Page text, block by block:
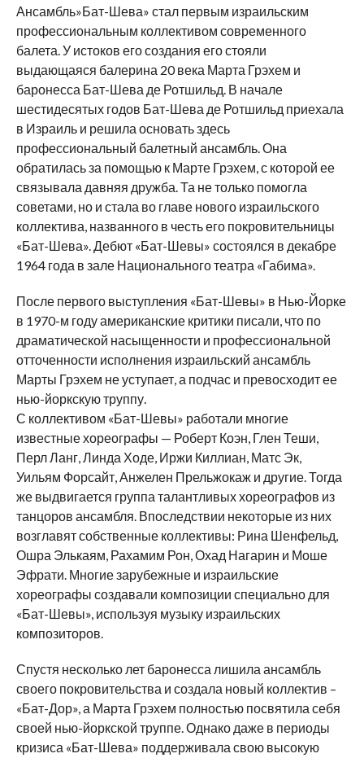
Ансамбль»Бат-Шева» стал первым израильским
профессиональным коллективом современного
балета. У истоков его создания его стояли
выдающаяся балерина 20 века Марта Грэхем и
баронесса Бат-Шева де Ротшильд. В начале
шестидесятых годов Бат-Шева де Ротшильд приехала
в Израиль и решила основать здесь
профессиональный балетный ансамбль. Она
обратилась за помощью к Марте Грэхем, с которой ее
связывала давняя дружба. Та не только помогла
советами, но и стала во главе нового израильского
коллектива, названного в честь его покровительницы
«Бат-Шева». Дебют «Бат-Шевы» состоялся в декабре
1964 года в зале Национального театра «Габима».
После первого выступления «Бат-Шевы» в Нью-Йорке
в 1970-м году американские критики писали, что по
драматической насыщенности и профессиональной
отточенности исполнения израильский ансамбль
Марты Грэхем не уступает, а подчас и превосходит ее
нью-йоркскую труппу.
С коллективом «Бат-Шевы» работали многие
известные хореографы — Роберт Коэн, Глен Теши,
Перл Ланг, Линда Ходе, Иржи Киллиан, Матс Эк,
Уильям Форсайт, Анжелен Прельжокаж и другие. Тогда
же выдвигается группа талантливых хореографов из
танцоров ансамбля. Впоследствии некоторые из них
возглавят собственные коллективы: Рина Шенфельд,
Ошра Элькаям, Рахамим Рон, Охад Нагарин и Моше
Эфрати. Многие зарубежные и израильские
хореографы создавали композиции специально для
«Бат-Шевы», используя музыку израильских
композиторов.
Спустя несколько лет баронесса лишила ансамбль
своего покровительства и создала новый коллектив –
«Бат-Дор», а Марта Грэхем полностью посвятила себя
своей нью-йоркской труппе. Однако даже в периоды
кризиса «Бат-Шева» поддерживала свою высокую